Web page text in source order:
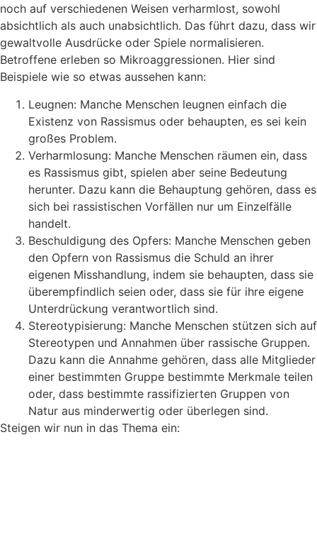
noch auf verschiedenen Weisen verharmlost, sowohl
absichtlich als auch unabsichtlich. Das führt dazu, dass wir
gewaltvolle Ausdrücke oder Spiele normalisieren.
Betroffene erleben so Mikroaggressionen. Hier sind
Beispiele wie so etwas aussehen kann:
Leugnen: Manche Menschen leugnen einfach die
Existenz von Rassismus oder behaupten, es sei kein
großes Problem.
Verharmlosung: Manche Menschen räumen ein, dass
es Rassismus gibt, spielen aber seine Bedeutung
herunter. Dazu kann die Behauptung gehören, dass es
sich bei rassistischen Vorfällen nur um Einzelfälle
handelt.
Beschuldigung des Opfers: Manche Menschen geben
den Opfern von Rassismus die Schuld an ihrer
eigenen Misshandlung, indem sie behaupten, dass sie
überempfindlich seien oder, dass sie für ihre eigene
Unterdrückung verantwortlich sind.
Stereotypisierung: Manche Menschen stützen sich auf
Stereotypen und Annahmen über rassische Gruppen.
Dazu kann die Annahme gehören, dass alle Mitglieder
einer bestimmten Gruppe bestimmte Merkmale teilen
oder, dass bestimmte rassifizierten Gruppen von
Natur aus minderwertig oder überlegen sind.
Steigen wir nun in das Thema ein: